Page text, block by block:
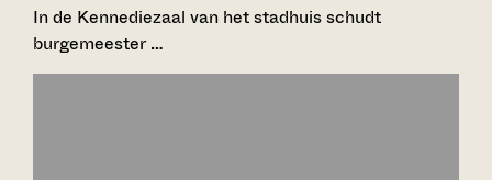
In de Kennediezaal van het stadhuis schudt
burgemeester …